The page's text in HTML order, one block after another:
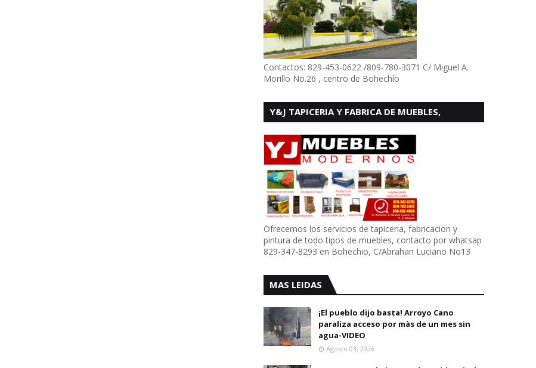
Contactos: 829-453-0622 /809-780-3071 C/ Miguel A.
Morillo No.26 , centro de Bohechío
Y&J TAPICERIA Y FABRICA DE MUEBLES,
Ofrecemos los servicios de tapiceria, fabricacion y
pintura de todo tipos de muebles, contacto por whatsap
829-347-8293 en Bohechio, C/Abrahan Luciano No13
MAS LEIDAS
¡El pueblo dijo basta! Arroyo Cano
paraliza acceso por màs de un mes sin
agua-VIDEO
Agosto 03, 2026